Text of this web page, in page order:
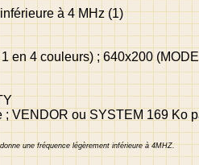
à 4 MHz (1)
en 4 couleurs) ; 640x200
; VENDOR ou SYSTEM 169 Ko
une fréquence légèrement inférieure à 4MHZ.